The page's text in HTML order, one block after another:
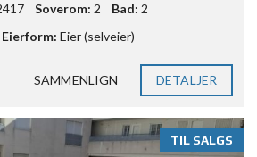
Soverom: 2 Bad: 2
Eierform: Eier (selveier)
SAMMENLIGN DETALJER
TIL SALGS